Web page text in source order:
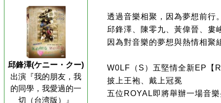
邱鋒澤(ケニー・クー)
出演『我的朋友，我
的同學，我愛過的一
切（台湾版）』
透過音樂相聚，因為夢想前行
邱鋒澤、陳零九、黃偉晉、婁
因為對音樂的夢想與熱情相聚
W0LF（S）五堅情全新EP【
披上王袍、戴上冠冕
五位ROYAL即將舉辦一場音